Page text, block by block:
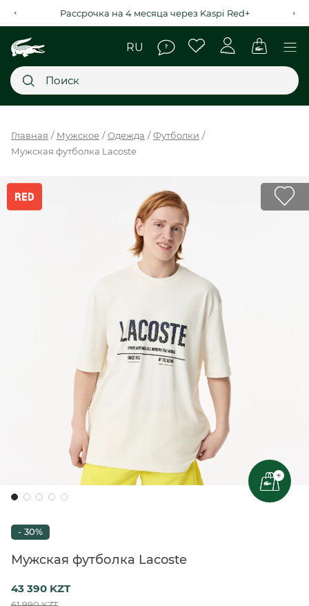
Рассрочка на 4 месяца через Kaspi Red+
НОВИНКИ
SALE
Главная Мужское Одежда
Футболки
Мужская футболка Lacoste
+
- 30%
Мужская футболка Lacoste
43 390 KZT